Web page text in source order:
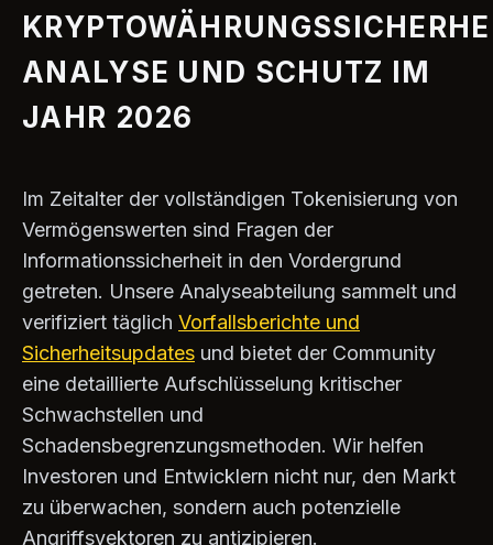
ANALYSE UND SCHUTZ IM
JAHR 2026
Im Zeitalter der vollständigen Tokenisierung von
Vermögenswerten sind Fragen der
Informationssicherheit in den Vordergrund
getreten. Unsere Analyseabteilung sammelt und
verifiziert täglich Vorfallsberichte und
Sicherheitsupdates und bietet der Community
eine detaillierte Aufschlüsselung kritischer
Schwachstellen und
Schadensbegrenzungsmethoden. Wir helfen
Investoren und Entwicklern nicht nur, den Markt
zu überwachen, sondern auch potenzielle
Angriffsvektoren zu antizipieren.